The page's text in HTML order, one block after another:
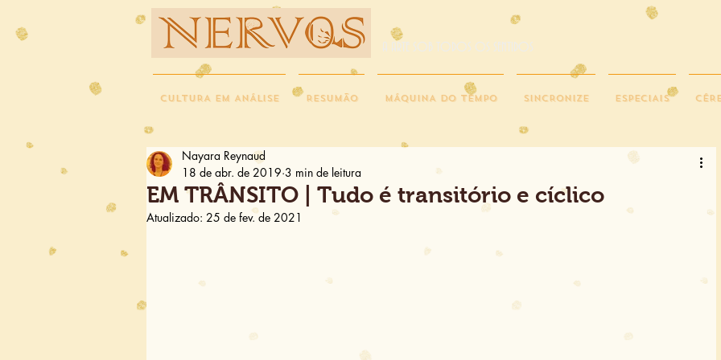
NERVOS A ARTE SOB TODOS OS SENTIDOS
CULTURA EM ANÁLISE RESUMÃO MÁQUINA DO TEMPO SINCRONIZE ESPECIAIS
EM TRÂNSITO | Tudo é transitório e cíclico
Nayara Reynaud
18 de abr. de 2019 3 min de leitura
Atualizado: 25 de fev. de 2021